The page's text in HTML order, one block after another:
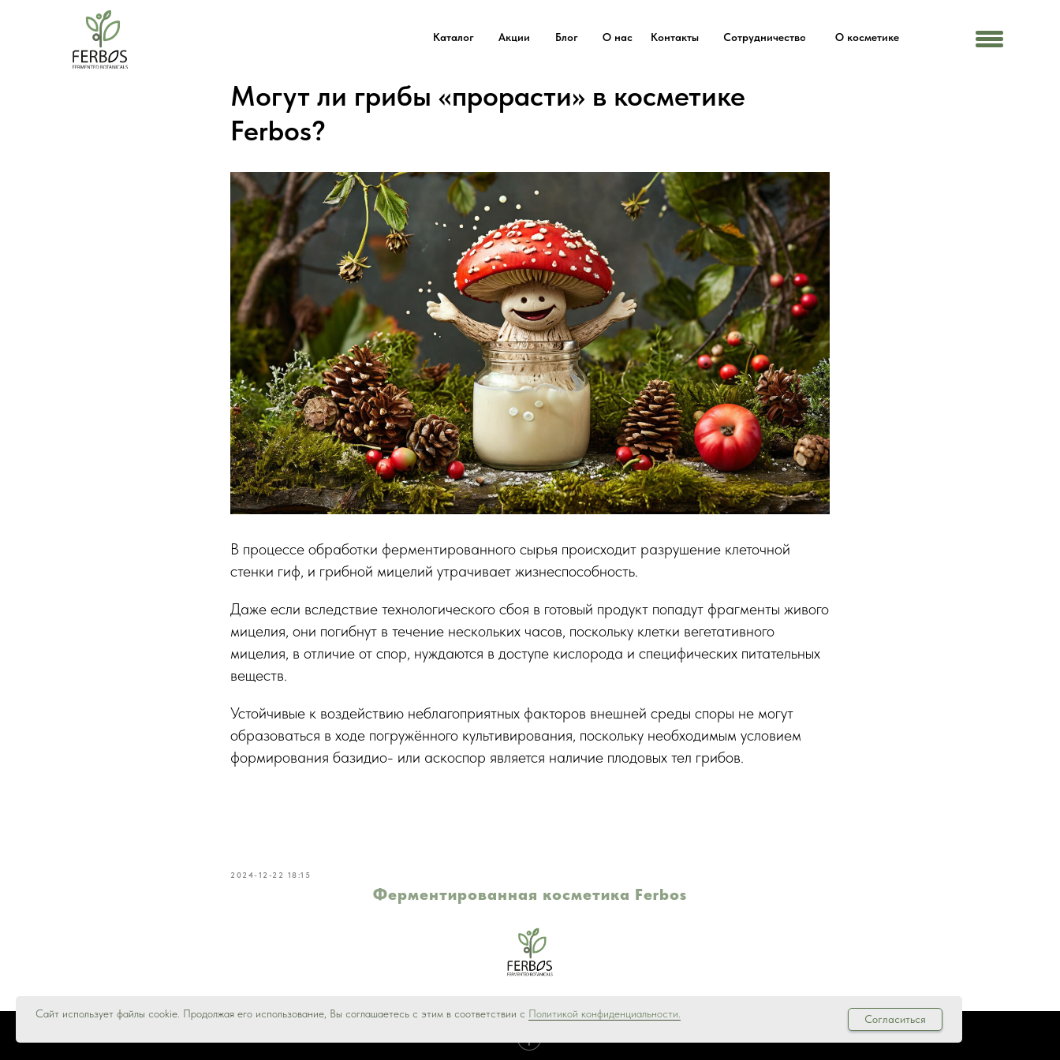
Menu
Каталог Акции Блог О нас Контакты Сотрудничество О косметике
Могут ли грибы «прорасти» в косметике
Ferbos?
В процессе обработки ферментированного сырья происходит разрушение клеточной
стенки гиф, и грибной мицелий утрачивает жизнеспособность.
Даже если вследствие технологического сбоя в готовый продукт попадут фрагменты живого
мицелия, они погибнут в течение нескольких часов, поскольку клетки вегетативного
мицелия, в отличие от спор, нуждаются в доступе кислорода и специфических питательных
веществ.
Устойчивые к воздействию неблагоприятных факторов внешней среды споры не могут
образоваться в ходе погружённого культивирования, поскольку необходимым условием
формирования базидио- или аскоспор является наличие плодовых тел грибов.
2024-12-22 18:15
Ферментированная косметика Ferbos
Сайт использует файлы cookie. Продолжая его использование, Вы соглашаетесь с этим в соответствии с Политикой конфиденциальности. Согласиться